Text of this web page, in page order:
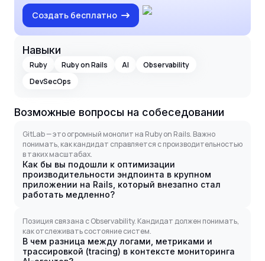
Создать бесплатно
Навыки
Ruby Ruby on Rails AI
Observability
DevSecOps
Возможные вопросы на собеседовании
GitLab — это огромный монолит на Ruby on Rails. Важно
понимать, как кандидат справляется с производительностью
в таких масштабах.
Как бы вы подошли к оптимизации
производительности эндпоинта в крупном
приложении на Rails, который внезапно стал
работать медленно?
Позиция связана с Observability. Кандидат должен понимать,
как отслеживать состояние систем.
В чем разница между логами, метриками и
трассировкой (tracing) в контексте мониторинга